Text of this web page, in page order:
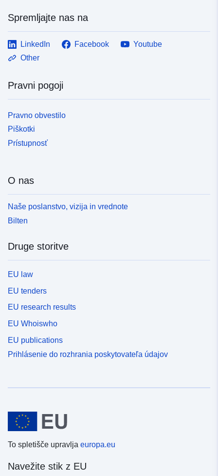
Spremljajte nas na
LinkedIn Facebook
Youtube
Other
Pravni pogoji
Pravno obvestilo
Piškotki
Prístupnosť
O nas
Naše poslanstvo, vizija in vrednote
Bilten
Druge storitve
EU law
EU tenders
EU research results
EU Whoiswho
EU publications
Prihlásenie do rozhrania poskytovateľa údajov
To spletišče upravlja europa.eu
Navežite stik z EU